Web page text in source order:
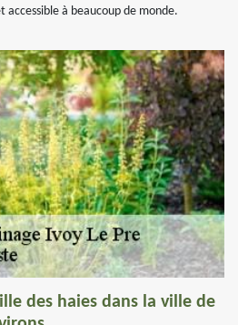
accessible à beaucoup de monde.
des haies dans la ville de